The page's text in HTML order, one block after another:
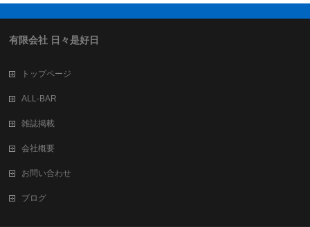
有限会社 日々是好日
トップページ
ALL-BAR
雑誌掲載
会社概要
お問い合わせ
ブログ